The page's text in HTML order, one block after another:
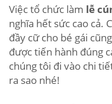
Việc tổ chức làm lễ
nghĩa hết sức cao cả.
đầy cữ cho bé gái
được tiến hành đúng
chúng tôi đi vào chi
ra sao nhé!